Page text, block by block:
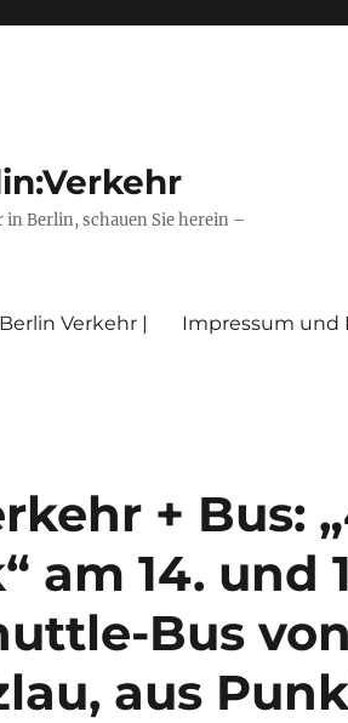
in Berlin, schauen Sie herein –
Verkehr | Impressum und
+ Bus:
am 14. und
Bus
aus